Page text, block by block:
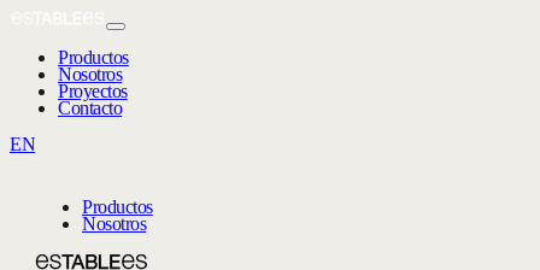
Productos
Nosotros
Proyectos
Contacto
EN
Productos
Nosotros